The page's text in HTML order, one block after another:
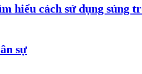
hiểu cách sử dụng súng
sự